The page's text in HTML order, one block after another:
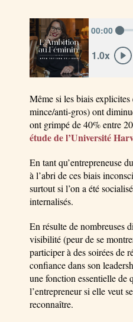
Même si les biais
mince/anti-gros) ont
ont grimpé de 40% entre
étude de l’Université
En tant qu’entrepreneuse
à l’abri de ces biais
surtout si l’on a été
internalisés.
En résulte de nombreuses
visibilité (peur de se
participer à des soirées de
confiance dans son
une fonction essentielle de
l’entrepreneur si elle veut
reconnaître.